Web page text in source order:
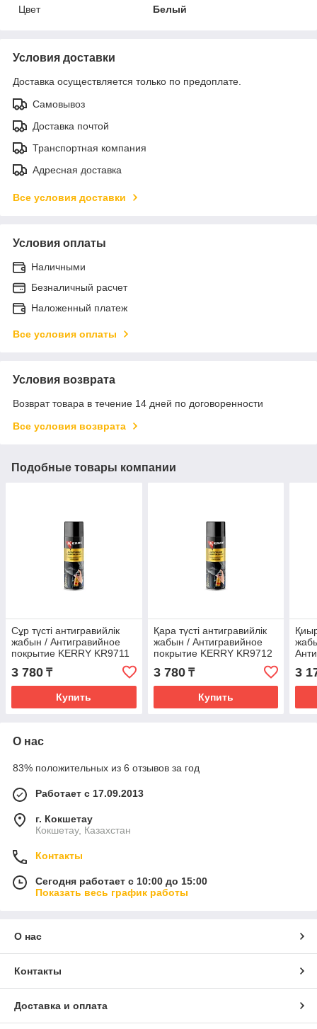
Цвет
Белый
Условия доставки
Доставка осуществляется только по предоплате.
Самовывоз
Доставка почтой
Транспортная компания
Адресная доставка
Все условия доставки
Условия оплаты
Наличными
Безналичный расчет
Наложенный платеж
Все условия оплаты
Условия возврата
Возврат товара в течение 14 дней по договоренности
Все условия возврата
Подобные товары компании
Сұр түсті антигравийлік
жабын / Антигравийное
покрытие KERRY KR9711
(с эффектом шагрени
цвет серый) 650мл.
3 780 ₸
Купить
Қара түсті антигравийлік
жабын / Антигравийное
покрытие KERRY KR9712
(с эффектом шагрени
цвет черный) 650мл.
3 780₸
Купить
3
О нас
83% положительных из 6 отзывов за год
Работает с 17.09.2013
г. Кокшетау
Кокшетау, Казахстан
Контакты
Сегодня работает с 10:00 до 15:00
Показать весь график работы
О нас
Контакты
Доставка и оплата